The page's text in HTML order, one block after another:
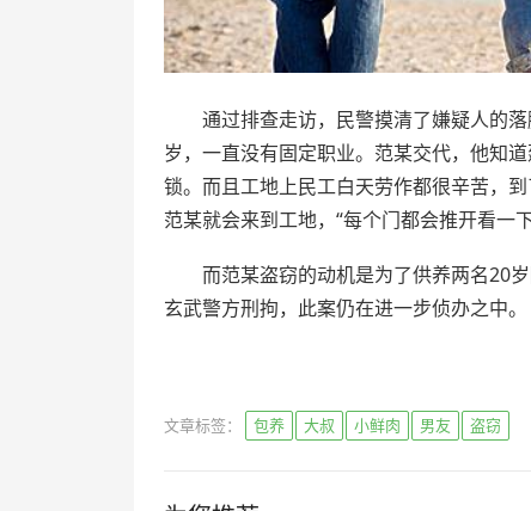
通过排查走访，民警摸清了嫌疑人的落
岁，一直没有固定职业。范某交代，他知
锁。而且工地上民工白天劳作都很辛苦，
范某就会来到工地，“每个门都会推开看一
而范某盗窃的动机是为了供养两名20岁
玄武警方刑拘，此案仍在进一步侦办之中。
文章标签： 包养 大叔 小鲜肉 男友 盗窃